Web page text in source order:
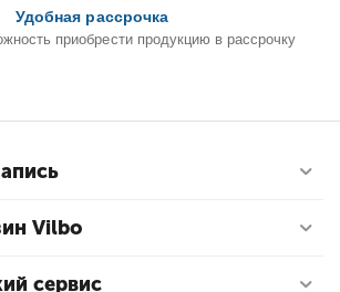
Удобная рассрочка
приобрести продукцию в рассрочку
Vilbo
сервис